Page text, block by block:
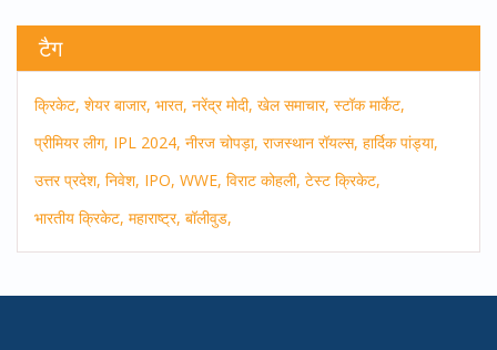
टैग
क्रिकेट, शेयर बाजार, भारत, नरेंद्र मोदी, खेल समाचार, स्टॉक मार्केट,
प्रीमियर लीग, IPL 2024, नीरज चोपड़ा, राजस्थान रॉयल्स, हार्दिक पांड्या,
उत्तर प्रदेश, निवेश, IPO, WWE, विराट कोहली, टेस्ट क्रिकेट,
भारतीय क्रिकेट, महाराष्ट्र, बॉलीवुड,